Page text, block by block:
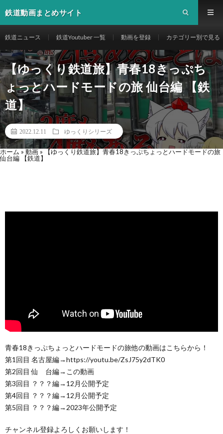
鉄道動画まとめサイト
鉄道ニュース 鉄道Youtuber 一覧 動画を登録 カテゴリー別で見る
【ゆっくり鉄道旅】青春18きっぷち
ょっとハードモードの旅 仙台編 【鉄
道】
2022.12.11 ゆっくりシリーズ
ホーム » 動画 » 【ゆっくり鉄道旅】青春18きっぷちょっとハードモードの旅
仙台編 【鉄道】
青春18きっぷちょっとハードモードの旅他の動画はこちらから！
第1回目 名古屋編→https://youtu.be/ZsJ75y2dTK0
第2回目 仙 台編→この動画
第3回目 ？？？編→12月公開予定
第4回目 ？？？編→12月公開予定
第5回目 ？？？編→2023年公開予定
チャンネル登録よろしくお願いします！